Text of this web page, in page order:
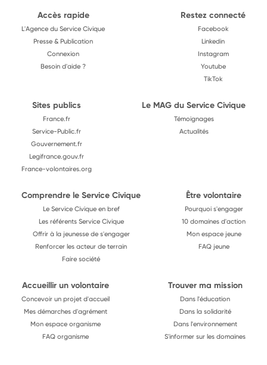
Accès rapide
L'Agence du Service Civique
Presse & Publication
Connexion
Besoin d'aide ?
Restez connecté
Facebook
Linkedin
Instagram
Youtube
TikTok
Sites publics
France.fr
Service-Public.fr
Gouvernement.fr
Legifrance.gouv.fr
France-volontaires.org
Le MAG du Service Civique
Témoignages
Actualités
Comprendre le Service Civique
Le Service Civique en bref
Les référents Service Civique
Offrir à la jeunesse de s'engager
Renforcer les acteur de terrain
Faire société
Être volontaire
Pourquoi s'engager
10 domaines d'action
Mon espace jeune
FAQ jeune
Accueillir un volontaire
Concevoir un projet d'accueil
Mes démarches d'agrément
Mon espace organisme
FAQ organisme
Trouver ma mission
Dans l'éducation
Dans la solidarité
Dans l'environnement
S'informer sur les domaines